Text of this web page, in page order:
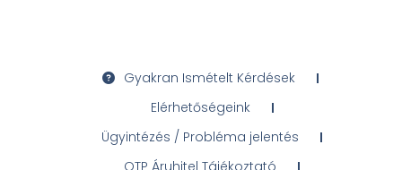
Gyakran Ismételt Kérdések
Elérhetőségeink
Ügyintézés / Probléma jelentés
OTP Áruhitel Tájékoztató